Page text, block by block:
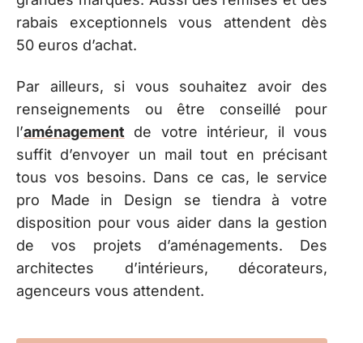
rabais exceptionnels vous attendent dès
50 euros d’achat.
Par ailleurs, si vous souhaitez avoir des
renseignements ou être conseillé pour
l’aménagement de votre intérieur, il vous
suffit d’envoyer un mail tout en précisant
tous vos besoins. Dans ce cas, le service
pro Made in Design se tiendra à votre
disposition pour vous aider dans la gestion
de vos projets d’aménagements. Des
architectes d’intérieurs, décorateurs,
agenceurs vous attendent.